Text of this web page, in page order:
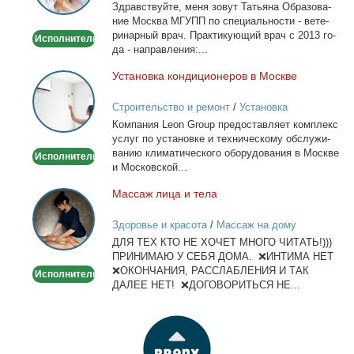
Выезд
дом
Исполнитель
Здрав­ствуй­те, ме­ня зо­вут Та­тья­на Об­ра­зо­ва­
ние Москва МГУПП по спе­ци­аль­но­сти - ве­те­
ри­нар­ный врач. Прак­ти­ку­ю­щий врач с 2013 го­
да - на­прав­ле­ния:...
Установка
кондиционеров
в
Москве
Исполнитель
Уста­нов­ка кон­ди­ци­о­не­ров в Москве
Строительство и ремонт/ Установка
кондиционеров
Ком­па­ния Leon Group предо­став­ля­ет ком­плекс
услуг по уста­нов­ке и тех­ни­че­ско­му об­слу­жи­
ва­нию кли­ма­ти­че­ско­го обо­ру­до­ва­ния в Москве
и Мос­ков­ской...
Массаж
лица
и
тела
Исполнитель
Мас­саж ли­ца и те­ла
Здоровье и красота/ Массаж на дому
ДЛЯ ТЕХ КТО НЕ ХОЧЕТ МНОГО ЧИТАТЬ!)))
ПРИНИМАЮ У СЕБЯ ДОМА. ❌ИНТИМА НЕТ
❌ОКОНЧАНИЯ, РАССЛАБЛЕНИЯ И ТАК
ДАЛЕЕ НЕТ! ❌ДОГОВОРИТЬСЯ НЕ...